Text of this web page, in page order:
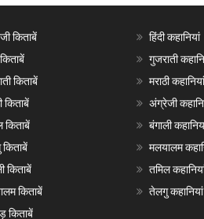
किताबें
किताबें
किताबें
किताबें
किताबें
किताबें
किताबें
हिंदी कहानियां
गुजराती
मराठी
अंग्रेजी
बंगाली
मलयालम
तमिल
तेलगु कहानियां